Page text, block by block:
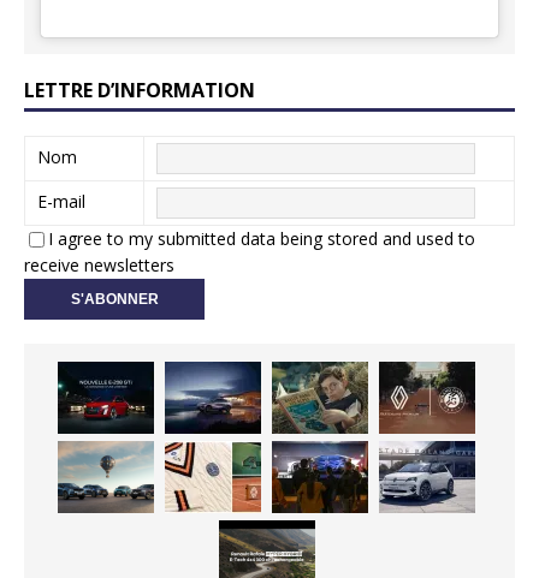
LETTRE D’INFORMATION
Nom
E-mail
I agree to my submitted data being stored and used to
receive newsletters